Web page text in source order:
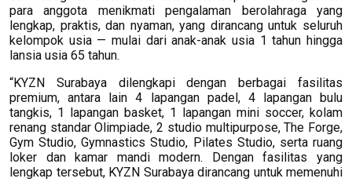
para anggota menikmati pengalaman berolahraga yang
lengkap, praktis, dan nyaman, yang dirancang untuk seluruh
kelompok usia — mulai dari anak-anak usia 1 tahun hingga
lansia usia 65 tahun.
“KYZN Surabaya dilengkapi dengan berbagai fasilitas
premium, antara lain 4 lapangan padel, 4 lapangan bulu
tangkis, 1 lapangan basket, 1 lapangan mini soccer, kolam
renang standar Olimpiade, 2 studio multipurpose, The Forge,
Gym Studio, Gymnastics Studio, Pilates Studio, serta ruang
loker dan kamar mandi modern. Dengan fasilitas yang
lengkap tersebut, KYZN Surabaya dirancang untuk memenuhi